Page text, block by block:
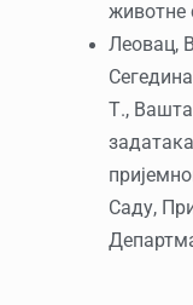
животне
Леовац,
Т.,
Саду,